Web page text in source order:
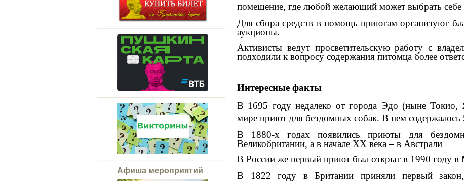
Афиша мероприятий
помещение, где любой желающий может выбрать себе
Для сбора средств в помощь приютам организуют
аукционы.
Активисты ведут просветительскую работу с
подходили к вопросу содержания питомца более
Интересные факты
В 1695 году недалеко от города Эдо (ныне Токио,
мире приют для бездомных собак. В нем
В 1880-х годах появились приюты для
Великобритании, а в начале XX века – в Австрали
В России же первый приют был открыт в 1990 году в
В 1822 году в Британии приняли первый